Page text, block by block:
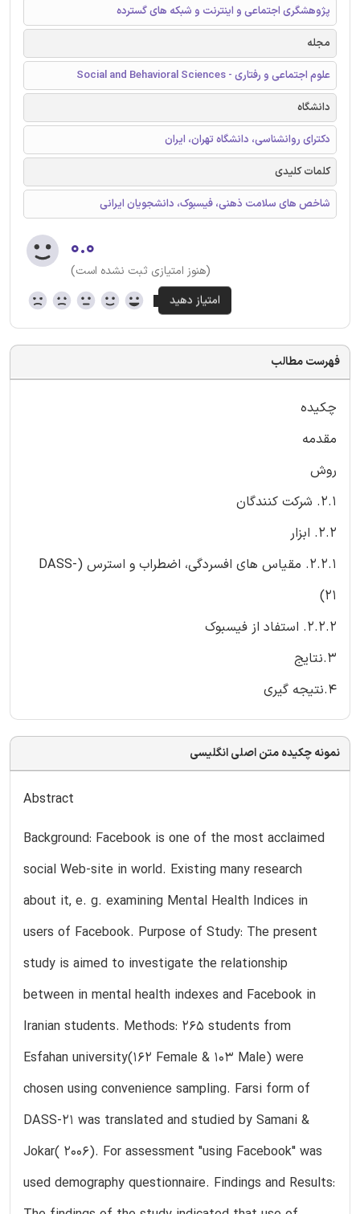
پژوهشگری اجتماعی و اینترنت و شبکه های گسترده
مجله
علوم اجتماعی و رفتاری - Social and Behavioral Sciences
دانشگاه
دکترای روانشناسی، دانشگاه تهران، ایران
کلمات کلیدی
شاخص های سلامت ذهنی، فیسبوک، دانشجویان ایرانی
۰.۰
(هنوز امتیازی ثبت نشده است)
فهرست مطالب
چکیده
مقدمه
روش
2.1. شرکت کنندگان
2.2. ابزار
2.2.1. مقیاس های افسردگی، اضطراب و استرس (DASS-
21)
2.2.2. استفاد از فیسبوک
3.نتایج
4.نتیجه گیری
نمونه چکیده متن اصلی انگلیسی
Abstract
Background: Facebook is one of the most acclaimed
social Web-site in world. Existing many research
about it, e. g. examining Mental Health Indices in
users of Facebook. Purpose of Study: The present
study is aimed to investigate the relationship
between in mental health indexes and Facebook in
Iranian students. Methods: 265 students from
Esfahan university(162 Female & 103 Male) were
chosen using convenience sampling. Farsi form of
DASS-21 was translated and studied by Samani &
Jokar( 2006). For assessment "using Facebook" was
used demography questionnaire. Findings and Results: